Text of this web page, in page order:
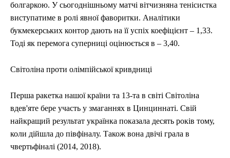
болгаркою. У сьогоднішньому матчі вітчизняна тенісистка
виступатиме в ролі явної фаворитки. Аналітики
букмекерських контор дають на її успіх коефіцієнт – 1,33.
Тоді як перемога суперниці оцінюється в – 3,40.
Світоліна проти олімпійської кривдниці
Перша ракетка нашої країни та 13-та в світі Світоліна
вдев'яте бере участь у змаганнях в Цинциннаті. Свій
найкращий результат українка показала десять років тому,
коли дійшла до півфіналу. Також вона двічі грала в
чвертьфіналі (2014, 2018).